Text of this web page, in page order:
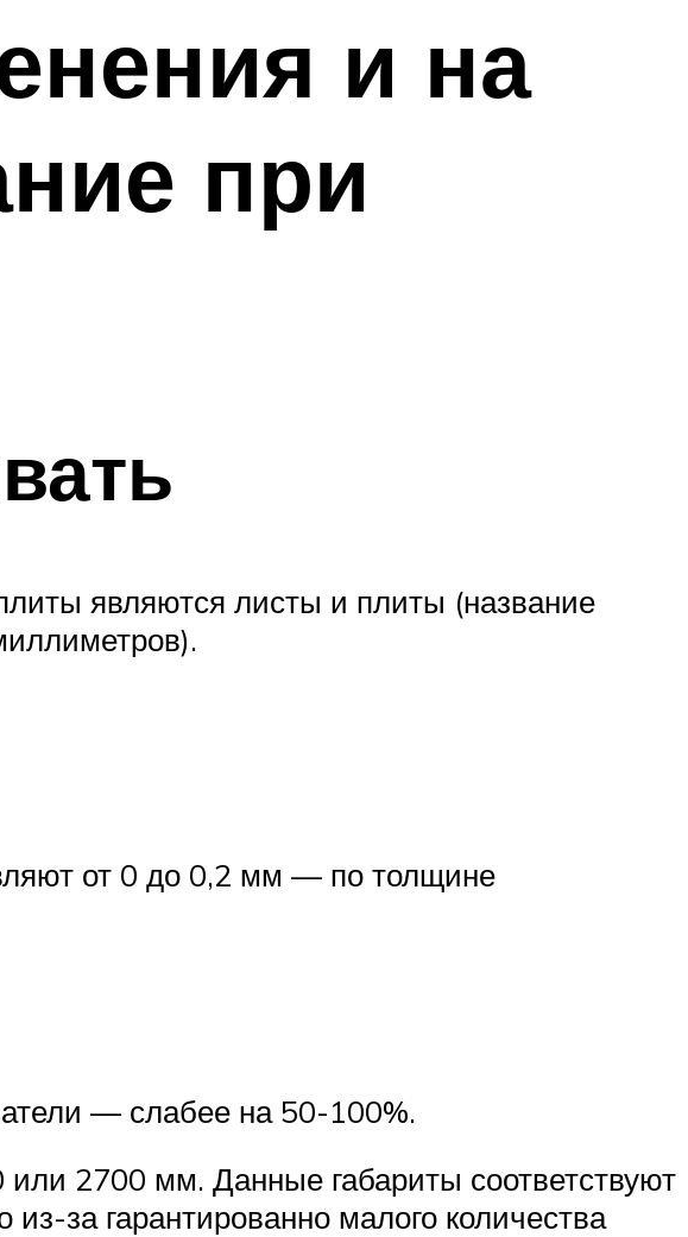
и на
при
являются листы и плиты (название
от 0 до 0,2 мм — по толщине
— слабее на 50-100%.
2700 мм. Данные габариты соответствуют
за гарантированно малого количества